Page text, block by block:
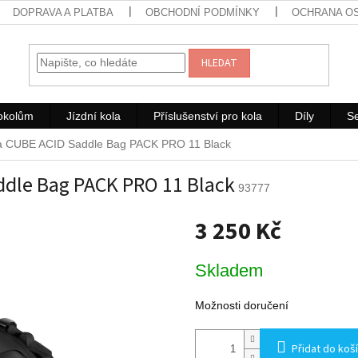
DOPRAVA A PLATBA OBCHODNÍ PODMÍNKY OCHRANA
HLEDAT
Jízdní kola Příslušenství pro kola Díly
CUBE ACID Saddle Bag PACK PRO 11 Black
Bag PACK PRO 11 Black 93777
3 250 Kč
cena:
Skladem
Možnosti doručení
Přidat do